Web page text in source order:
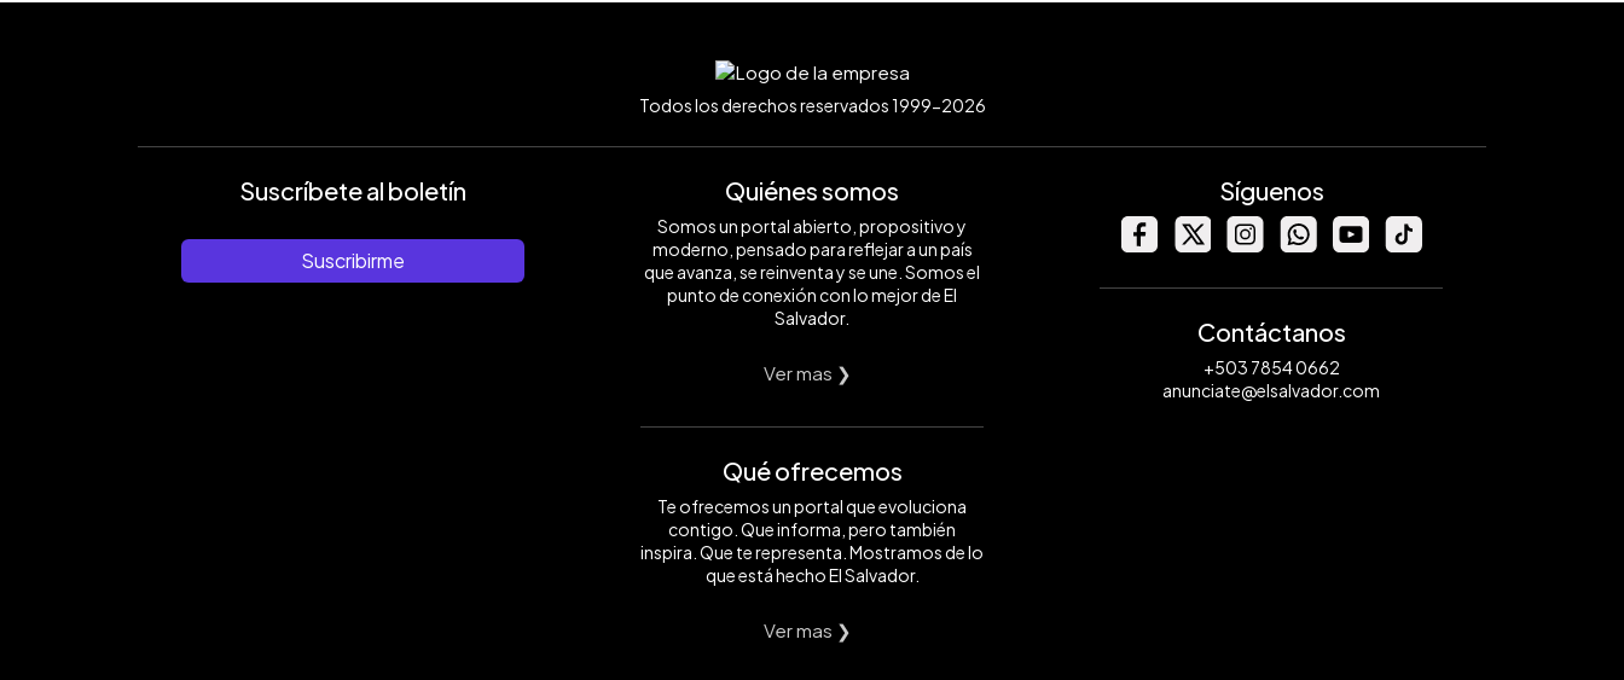
Todos los derechos reservados 1999-2026
Suscríbete al boletín
Suscribirme
Quiénes somos
Somos un portal abierto, propositivo y
moderno, pensado para reflejar a un país
que avanza, se reinventa y se une. Somos el
punto de conexión con lo mejor de El
Salvador.
Ver mas ❯
Qué ofrecemos
Te ofrecemos un portal que evoluciona
contigo. Que informa, pero también
inspira. Que te representa. Mostramos de lo
que está hecho El Salvador.
Ver mas ❯
Síguenos
Contáctanos
+503 7854 0662
anunciate@elsalvador.com